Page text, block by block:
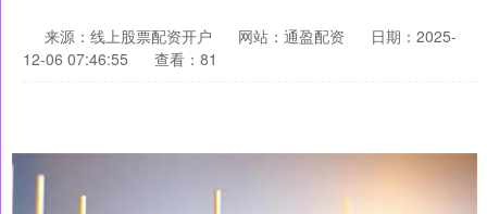
来源：线上股票配资开户 网站：通盈配资
日期：2025-
12-06 07:46:55
查看：81